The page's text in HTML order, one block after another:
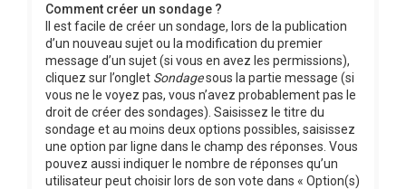
Comment créer un sondage ?
Il est facile de créer un sondage, lors de la publication
d’un nouveau sujet ou la modification du premier
message d’un sujet (si vous en avez les permissions),
cliquez sur l’onglet Sondagesous la partie message (si
vous ne le voyez pas, vous n’avez probablement pas le
droit de créer des sondages). Saisissez le titre du
sondage et au moins deux options possibles, saisissez
une option par ligne dans le champ des réponses. Vous
pouvez aussi indiquer le nombre de réponses qu’un
utilisateur peut choisir lors de son vote dans « Option(s)